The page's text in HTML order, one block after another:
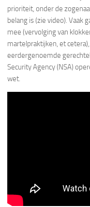
prioriteit, onder de
belang is (zie video). Vaak
mee (vervolging van
martelpraktijken, et
eerdergenoemde
Security Agency (NSA)
wet.